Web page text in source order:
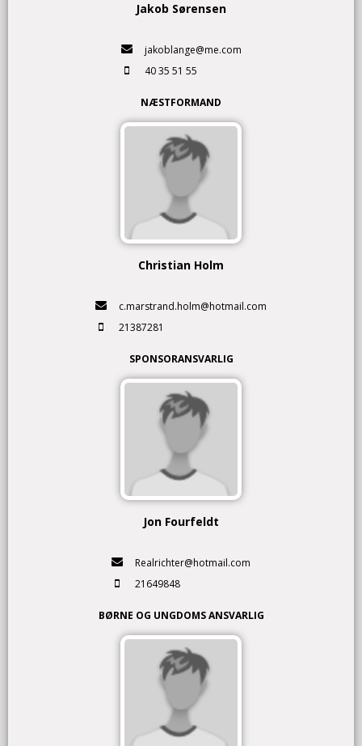
Jakob Sørensen
jakoblange@me.com
40 35 51 55
NÆSTFORMAND
Christian Holm
c.marstrand.holm@hotmail.com
21387281
SPONSORANSVARLIG
Jon Fourfeldt
Realrichter@hotmail.com
21649848
BØRNE OG UNGDOMS ANSVARLIG